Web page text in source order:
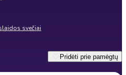
laidos svečiai
Pridėti prie pamėgtų